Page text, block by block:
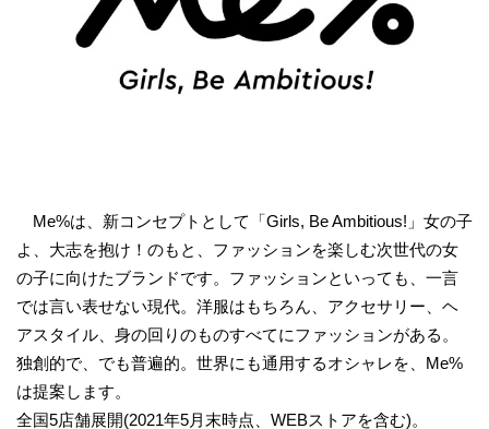
Me%は、新コンセプトとして「Girls, Be Ambitious!」女の子
よ、大志を抱け！のもと、ファッションを楽しむ次世代の女
の子に向けたブランドです。ファッションといっても、一言
では言い表せない現代。洋服はもちろん、アクセサリー、ヘ
アスタイル、身の回りのものすべてにファッションがある。
独創的で、でも普遍的。世界にも通用するオシャレを、Me%
は提案します。
全国5店舗展開(2021年5月末時点、WEBストアを含む)。